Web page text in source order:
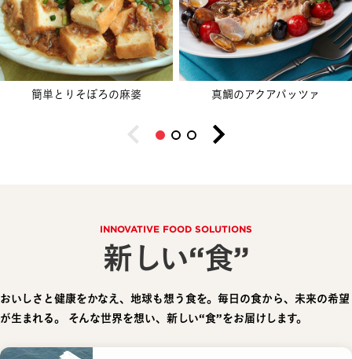
簡単とりそぼろの麻婆 真鯛のアクアパッツァ
INNOVATIVE FOOD SOLUTIONS
新しい“食”
おいしさと健康をかなえ、地球も想う食を。毎日の食から、未来の希望
が生まれる。
そんな世界を想い、新しい“食”をお届けします。